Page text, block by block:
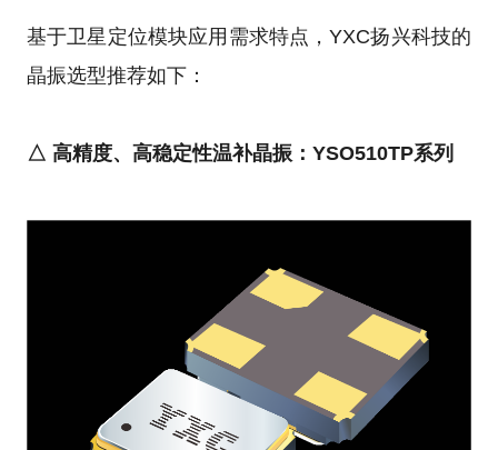
基于卫星定位模块应用需求特点，YXC扬兴科技的
晶振选型推荐如下：
△ 高精度、高稳定性温补晶振：YSO510TP系列